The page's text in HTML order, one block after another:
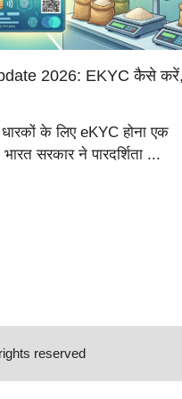
2026: EKYC कैसे
के लिए eKYC होना एक
सरकार ने पारदर्शिता ...
reserved